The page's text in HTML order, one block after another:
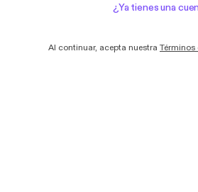
¿Ya tienes una
Al continuar, acepta nuestra Términos